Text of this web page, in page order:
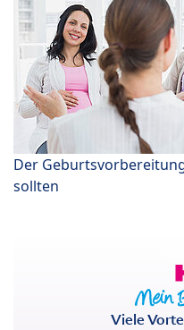
Der
sollten
Viele